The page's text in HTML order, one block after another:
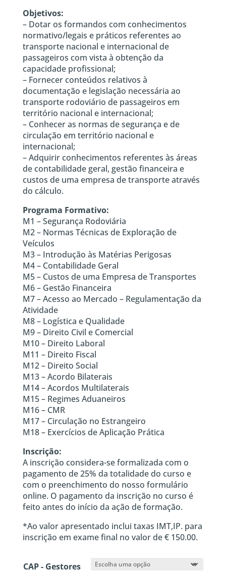
Objetivos:
– Dotar os formandos com conhecimentos
normativo/legais e práticos referentes ao
transporte nacional e internacional de
passageiros com vista à obtenção da
capacidade profissional;
– Fornecer conteúdos relativos à
documentação e legislação necessária ao
transporte rodoviário de passageiros em
território nacional e internacional;
– Conhecer as normas de segurança e de
circulação em território nacional e
internacional;
– Adquirir conhecimentos referentes às áreas
de contabilidade geral, gestão financeira e
custos de uma empresa de transporte através
do cálculo.
Programa Formativo:
M1 – Segurança Rodoviária
M2 – Normas Técnicas de Exploração de
Veículos
M3 – Introdução às Matérias Perigosas
M4 – Contabilidade Geral
M5 – Custos de uma Empresa de Transportes
M6 – Gestão Financeira
M7 – Acesso ao Mercado – Regulamentação da
Atividade
M8 – Logística e Qualidade
M9 – Direito Civil e Comercial
M10 – Direito Laboral
M11 – Direito Fiscal
M12 – Direito Social
M13 – Acordo Bilaterais
M14 – Acordos Multilaterais
M15 – Regimes Aduaneiros
M16 – CMR
M17 – Circulação no Estrangeiro
M18 – Exercícios de Aplicação Prática
Inscrição:
A inscrição considera-se formalizada com o
pagamento de 25% da totalidade do curso e
com o preenchimento do nosso formulário
online. O pagamento da inscrição no curso é
feito antes do início da ação de formação.
*Ao valor apresentado inclui taxas IMT,IP. para
inscrição em exame final no valor de € 150.00.
CAP - Gestores